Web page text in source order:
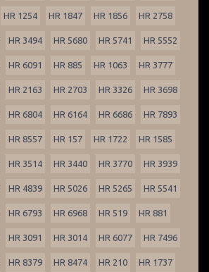
HR 1254 HR 1847 HR 1856 HR 2758
HR 3494 HR 5680 HR 5741 HR 5552
HR 6091 HR 885 HR 1063 HR 3777
HR 2163 HR 2703 HR 3326 HR 3698
HR 6804 HR 6164 HR 6686 HR 7893
HR 8557 HR 157 HR 1722 HR 1585
HR 3514 HR 3440 HR 3770 HR 3939
HR 4839 HR 5026 HR 5265 HR 5541
HR 6793 HR 6968 HR 519 HR 881
HR 3091 HR 3014 HR 6077 HR 7496
HR 8379 HR 8474 HR 210 HR 1737